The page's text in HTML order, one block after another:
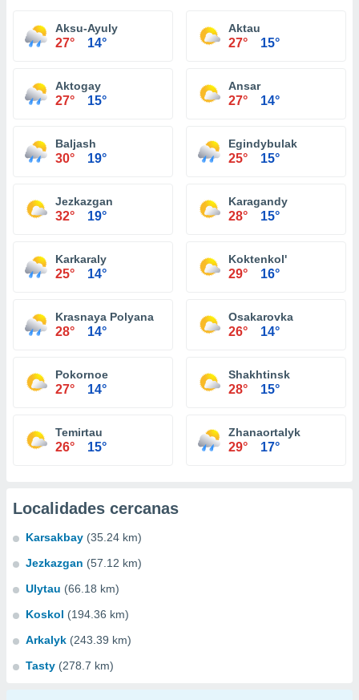
Aksu-Ayuly
27° 14°
Aktau
27° 15°
Aktogay
27° 15°
Ansar
27° 14°
Baljash
30° 19°
Egindybulak
25° 15°
Jezkazgan
32° 19°
Karagandy
28° 15°
Karkaraly
25° 14°
Koktenkol'
29° 16°
Krasnaya Polyana
28° 14°
Osakarovka
26° 14°
Pokornoe
27° 14°
Shakhtinsk
28° 15°
Temirtau
26° 15°
Zhanaortalyk
29° 17°
Localidades cercanas
Karsakbay (35.24 km)
Jezkazgan (57.12 km)
Ulytau (66.18 km)
Koskol (194.36 km)
Arkalyk (243.39 km)
Tasty (278.7 km)